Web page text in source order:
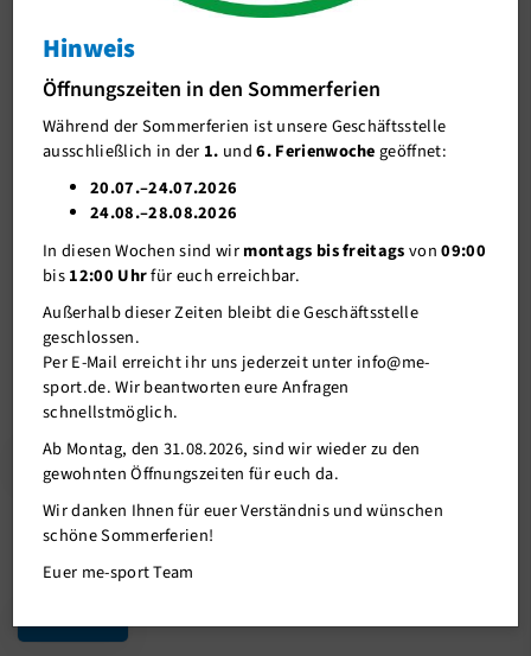
Freitagsspecials im November- Jetzt
anmelden!
Freitagsspecials im November- Jetzt anmelden!
Freue dich auf:
Ulla
Fr. 11.11. 18:00-19:00 Uhrcore & stability Workoutmit Angela
Fr. 18.11. 18:30-20:00 Uhr90-Minuten Bootcamp
Zur Anmeldung
J-Team
Stellenangebote
Förderverein me-sport e.V.
Mitgliederservice
Verantwortung
Hinweis
Öffnungszeiten in den Sommerferien
Während der Sommerferien ist unsere Geschäftsstelle
ausschließlich in der 1. und6. Ferienwochegeöffnet:
20.07.–24.07.2026
24.08.–28.08.2026
In diesen Wochen sind wirmontags bis freitagsvon09:00
bis12:00 Uhrfür euch erreichbar.
Außerhalb dieser Zeiten bleibt die Geschäftsstelle
geschlossen.
Per E-Mail erreicht ihr uns jederzeit unter info@me-
sport.de. Wir beantworten eure Anfragen
schnellstmöglich.
Ab Montag, den 31.08.2026, sind wir wieder zu den
gewohnten Öffnungszeiten für euch da.
Wir danken Ihnen für euer Verständnis und wünschen
schöne Sommerferien!
Euer me-sport Team